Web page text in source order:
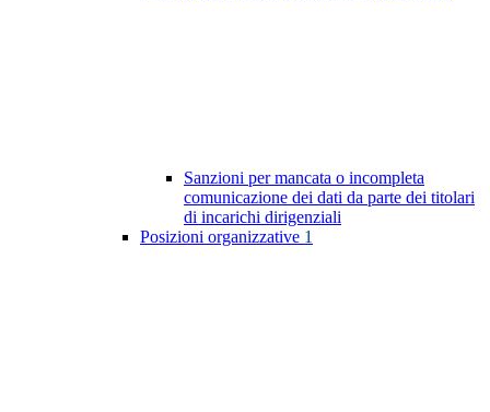
Sanzioni per mancata o incompleta
comunicazione dei dati da parte dei titolari
di incarichi dirigenziali
Posizioni organizzative 1